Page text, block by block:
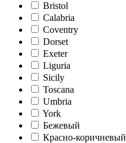
Bristol
Calabria
Coventry
Dorset
Exeter
Liguria
Sicily
Toscana
Umbria
York
Бежевый
Красно-коричневый